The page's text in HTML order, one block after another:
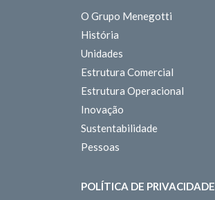
O Grupo Menegotti
História
Unidades
Estrutura Comercial
Estrutura Operacional
Inovação
Sustentabilidade
Pessoas
POLÍTICA DE PRIVACIDADE